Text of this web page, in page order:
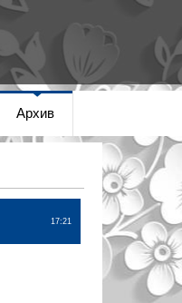
Архив
17:21